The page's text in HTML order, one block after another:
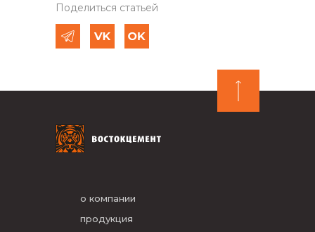
Поделиться статьей
о компании
продукция